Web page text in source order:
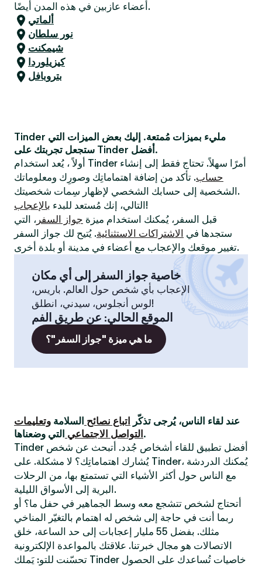
أعضاء عازبين في هذه المدن أيضًا.
ألماتي
نور سلطان
شيمكنت
كيزيلوردا
بتروبافل
Tinder مليء بميزات مُمتعة. إليك بعض الميزات التي
ستجعل تجربتك على Tinder أفضل.
أولاً ، يُعد استخدام Tinder أمرًا سهلاً. تحتاج فقط إلى إنشاء
حساب. تأكد من إضافة اهتماماتِك وصورِك ومعلوماتك
الشخصية إلى حسابك الشخصي لإظهار سِمات شخصيتك.
التالي، إنك مُستعد للبدء بالإعجاب
!
قبل السفر، يُمكنك استخدام ميزة جواز السفر ، التي
ستجدها في الاشتراكات الاستثنائية. يُتيح لك جواز السفر
تغيير موقعك والإعجاب مع أعضاء في مدينة أو بلدة أخرى.
خاصية جواز السفر إلى أي مكان
الإعجاب بأي شخص حول العالم. باريس،
لوس أنجلوس، سيدني، انطلق!
الموقع الحالي: عن طريق الفم
ما هي ميزة "جواز السفر"؟
عند لقاء الناس، يُرجى تذكّر اتباع نصائح السلامة وتعليمات
التواصل الاجتماعي التي وضعناها.
Tinder أفضل تطبيق للقاء أشخاص جُدد. أتبحث عن شخص
يُشارك اهتماماتِك؟ لا مشكلة. على Tinder، يُمكنك الدردشة
مع الناس حول أكثر الأشياء التي تستمتع بها، من الرحلات
البرية إلى الأسواق الليلية.
أتحتاج لشخص تتشجع معه وسط الجماهير في حفل ما؟ أو
ربما أنت في حاجة إلى شخص له اهتمام بالتغيّر المناخي
مثلك. بفضل 55 مليار إعجابات إلى حد الساعة، خلق
الاتصالات هو مجال خبرتنا. علاقتك بالمواعدة الإلكترونية
تحسّنت للتو: يَملك Tinder خاصيات تُساعدك على الحصول